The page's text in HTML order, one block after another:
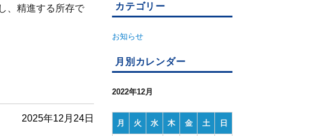
、精進する所存で
2025年12月24日
カテゴリー
お知らせ
月別カレンダー
2022年12月
月 火 水 木 金 土 日